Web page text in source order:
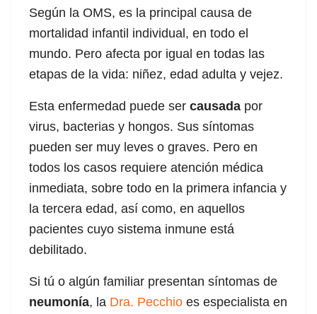
Según la OMS, es la principal causa de
mortalidad infantil individual, en todo el
mundo. Pero afecta por igual en todas las
etapas de la vida: niñez, edad adulta y vejez.
Esta enfermedad puede ser causada por
virus, bacterias y hongos. Sus síntomas
pueden ser muy leves o graves. Pero en
todos los casos requiere atención médica
inmediata, sobre todo en la primera infancia y
la tercera edad, así como, en aquellos
pacientes cuyo sistema inmune está
debilitado.
Si tú o algún familiar presentan síntomas de
neumonía, la Dra. Pecchio es especialista en